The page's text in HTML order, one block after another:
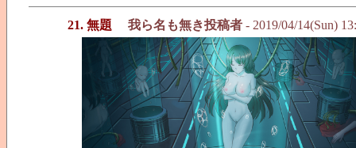
21. 無題 我ら名も無き投稿者 - 2019/04/14(Sun)